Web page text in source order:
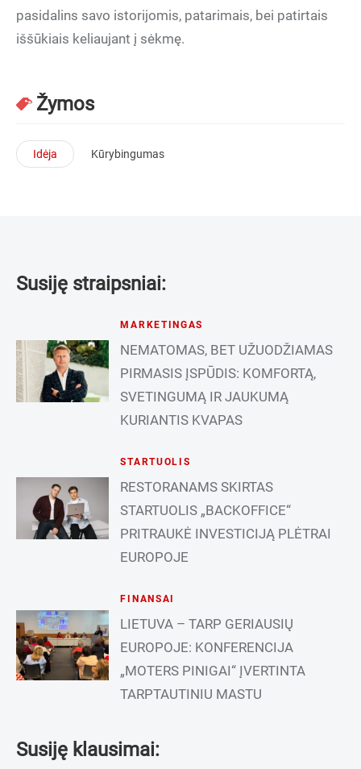
pasidalins savo istorijomis, patarimais, bei patirtais
iššūkiais keliaujant į sėkmę.
Žymos
Idėja Kūrybingumas
Susiję straipsniai:
MARKETINGAS
NEMATOMAS, BET UŽUODŽIAMAS
PIRMASIS ĮSPŪDIS: KOMFORTĄ,
SVETINGUMĄ IR JAUKUMĄ
KURIANTIS KVAPAS
STARTUOLIS
RESTORANAMS SKIRTAS
STARTUOLIS „BACKOFFICE“
PRITRAUKĖ INVESTICIJĄ PLĖTRAI
EUROPOJE
FINANSAI
LIETUVA – TARP GERIAUSIŲ
EUROPOJE: KONFERENCIJA
„MOTERS PINIGAI“ ĮVERTINTA
TARPTAUTINIU MASTU
Susiję klausimai: